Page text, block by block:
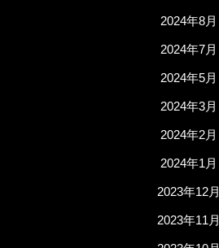
2024年8月
2024年7月
2024年5月
2024年3月
2024年2月
2024年1月
2023年12月
2023年11月